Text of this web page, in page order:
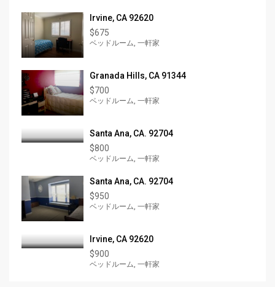
Irvine, CA 92620
$675
ベッドルーム, 一軒家
Granada Hills, CA 91344
$700
ベッドルーム, 一軒家
Santa Ana, CA. 92704
$800
ベッドルーム, 一軒家
Santa Ana, CA. 92704
$950
ベッドルーム, 一軒家
Irvine, CA 92620
$900
ベッドルーム, 一軒家